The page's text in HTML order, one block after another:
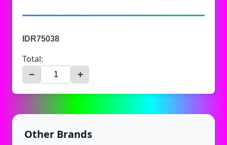
IDR75038
Total:
− +
Other Brands